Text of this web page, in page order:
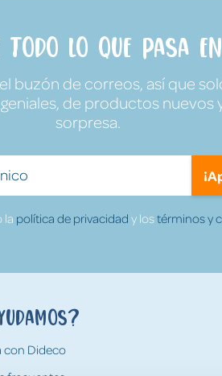
todo lo que pasa
buzón de correos, así que
de productos nuevos
sorpresa.
la política de privacidad y lostérminos y
con Dideco